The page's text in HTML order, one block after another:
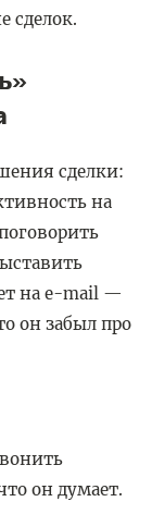
сделок.
сделки:
на
на e-mail —
он забыл про
он думает.